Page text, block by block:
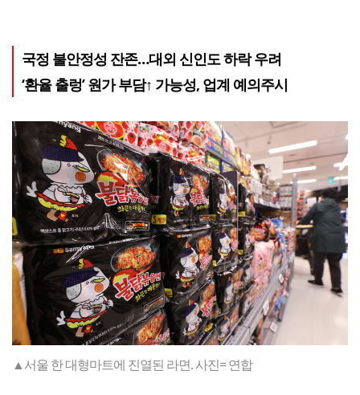
국정 불안정성 잔존…대외 신인도 하락 우려
‘환율 출렁’ 원가 부담↑ 가능성, 업계 예의주시
▲서울 한 대형마트에 진열된 라면. 사진= 연합